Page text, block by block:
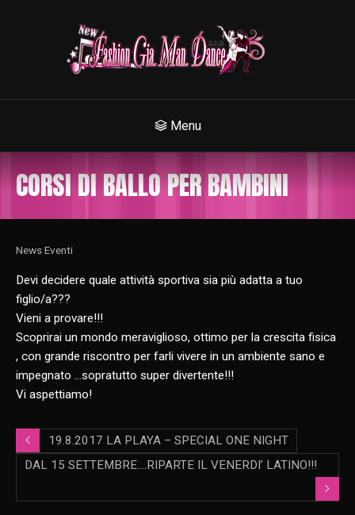
Menu
CORSI DI BALLO PER BAMBINI
News Eventi
Devi decidere quale attività sportiva sia più adatta a tuo
figlio/a???
Vieni a provare!!!
Scoprirai un mondo meraviglioso, ottimo per la crescita fisica
, con grande riscontro per farli vivere in un ambiente sano e
impegnato …sopratutto super divertente!!!
Vi aspettiamo!
19.8.2017 LA PLAYA – SPECIAL ONE NIGHT
DAL 15 SETTEMBRE….RIPARTE IL VENERDI’ LATINO!!!